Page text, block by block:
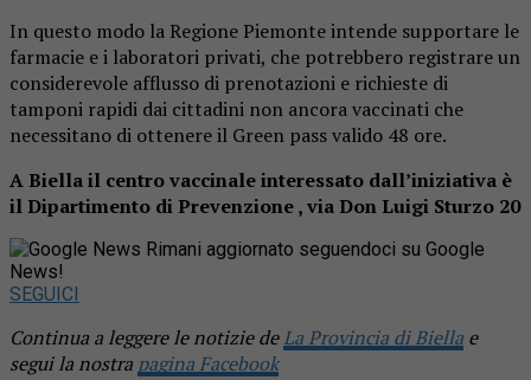
In questo modo la Regione Piemonte intende supportare le
farmacie e i laboratori privati, che potrebbero registrare un
considerevole afflusso di prenotazioni e richieste di
tamponi rapidi dai cittadini non ancora vaccinati che
necessitano di ottenere il Green pass valido 48 ore.
A Biella il centro vaccinale interessato dall’iniziativa è
il Dipartimento di Prevenzione , via Don Luigi Sturzo 20
Rimani aggiornato seguendoci su Google
News!
SEGUICI
Continua a leggere le notizie deLa Provincia di Biella e
segui la nostra pagina Facebook